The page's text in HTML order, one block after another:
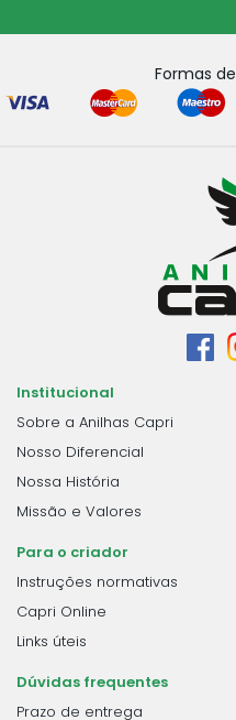
Formas de
Institucional
Sobre a Anilhas Capri
Nosso Diferencial
Nossa História
Missão e Valores
Para o criador
Instruções normativas
Capri Online
Links úteis
Dúvidas frequentes
Prazo de entrega